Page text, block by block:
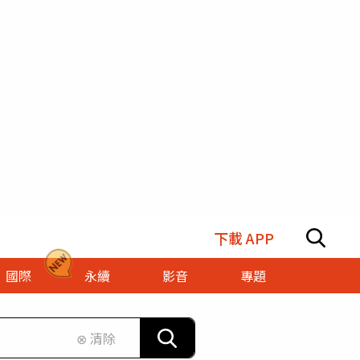
下載 APP
國際 永續 影音
專題
⊗ 清除